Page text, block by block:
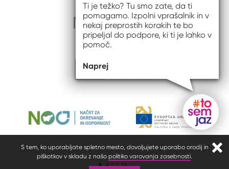
S tem, ko uporabljate spletno mesto, dovoljujete uporabo orodij in
piškotkov v skladu z našo politiko varovanja zasebnosti.
Gumb
Ti je težko? Tu smo zate, da ti
pomagamo. Izpolni vprašalnik in v
nekaj preprostih korakih te bo
pripeljal do podpore, ki ti je lahko v
pomoč.
Naprej